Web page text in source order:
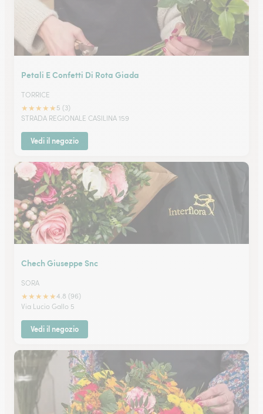
Petali E Confetti Di Rota Giada
TORRICE
★★★★★ 5 (3)
STRADA REGIONALE CASILINA 159
Vedi il negozio
Chech Giuseppe Snc
SORA
★★★★★4.8 (96)
Via Lucio Gallo 5
Vedi il negozio